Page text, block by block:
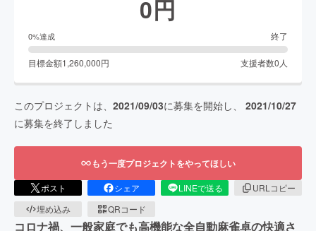
0円
0%達成 終了
目標金額1,260,000円 支援者数0 人
このプロジェクトは、 2021/09/03に募集を開始し、 2021/10/27
に募集を終了しました
もう一度プロジェクトをやってほしい
ポスト シェア LINEで送る
URLコピー
埋め込み
QRコード
コロナ禍、一般家庭でも高機能な全自動麻雀卓の快適さ